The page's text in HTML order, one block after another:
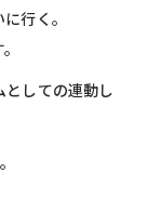
行く。
しての連動し